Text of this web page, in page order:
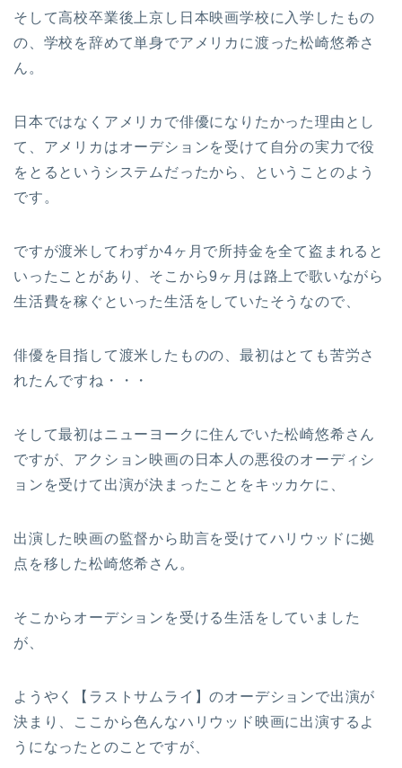
そして高校卒業後上京し日本映画学校に入学したもの
の、学校を辞めて単身でアメリカに渡った松崎悠希さ
ん。
日本ではなくアメリカで俳優になりたかった理由とし
て、アメリカはオーデションを受けて自分の実力で役
をとるというシステムだったから、ということのよう
です。
ですが渡米してわずか4ヶ月で所持金を全て盗まれると
いったことがあり、そこから9ヶ月は路上で歌いながら
生活費を稼ぐといった生活をしていたそうなので、
俳優を目指して渡米したものの、最初はとても苦労さ
れたんですね・・・
そして最初はニューヨークに住んでいた松崎悠希さん
ですが、アクション映画の日本人の悪役のオーディシ
ョンを受けて出演が決まったことをキッカケに、
出演した映画の監督から助言を受けてハリウッドに拠
点を移した松崎悠希さん。
そこからオーデションを受ける生活をしていました
が、
ようやく【ラストサムライ】のオーデションで出演が
決まり、ここから色んなハリウッド映画に出演するよ
うになったとのことですが、